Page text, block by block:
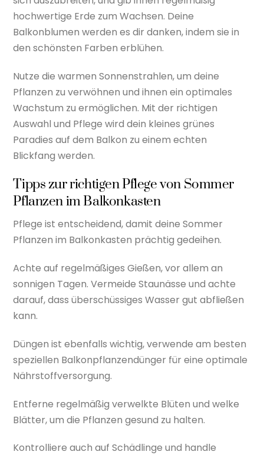
hochwertige Erde zum Wachsen. Deine
Balkonblumen werden es dir danken, indem sie in
den schönsten Farben erblühen.
Nutze die warmen Sonnenstrahlen, um deine
Pflanzen zu verwöhnen und ihnen ein optimales
Wachstum zu ermöglichen. Mit der richtigen
Auswahl und Pflege wird dein kleines grünes
Paradies auf dem Balkon zu einem echten
Blickfang werden.
Tipps zur richtigen Pflege von Sommer
Pflanzen im Balkonkasten
Pflege ist entscheidend, damit deine Sommer
Pflanzen im Balkonkasten prächtig gedeihen.
Achte auf regelmäßiges Gießen, vor allem an
sonnigen Tagen. Vermeide Staunässe und achte
darauf, dass überschüssiges Wasser gut abfließen
kann.
Düngen ist ebenfalls wichtig, verwende am besten
speziellen Balkonpflanzendünger für eine optimale
Nährstoffversorgung.
Entferne regelmäßig verwelkte Blüten und welke
Blätter, um die Pflanzen gesund zu halten.
Kontrolliere auch auf Schädlinge und handle